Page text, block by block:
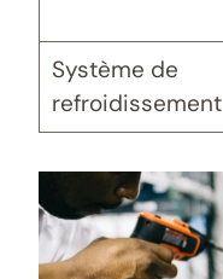
Système de
refroidissement